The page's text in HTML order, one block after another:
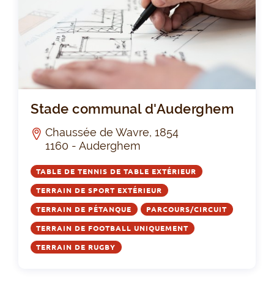
Stade communal d'Auderghem
Chaussée de Wavre, 1854
1160 - Auderghem
TABLE DE TENNIS DE TABLE EXTÉRIEUR
TERRAIN DE SPORT EXTÉRIEUR
TERRAIN DE PÉTANQUE PARCOURS/CIRCUIT
TERRAIN DE FOOTBALL UNIQUEMENT
TERRAIN DE RUGBY